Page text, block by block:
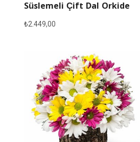
Süslemeli Çift Dal Orkide
₺2.449,00